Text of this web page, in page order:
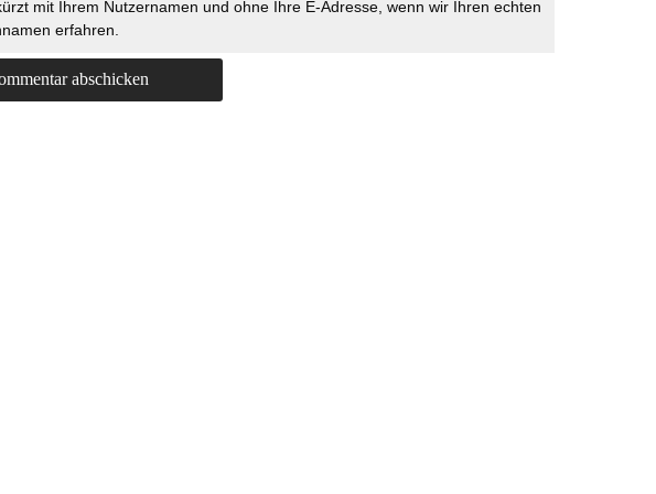
mit Ihrem Nutzernamen und ohne Ihre E-Adresse, wenn wir Ihren echten
erfahren.